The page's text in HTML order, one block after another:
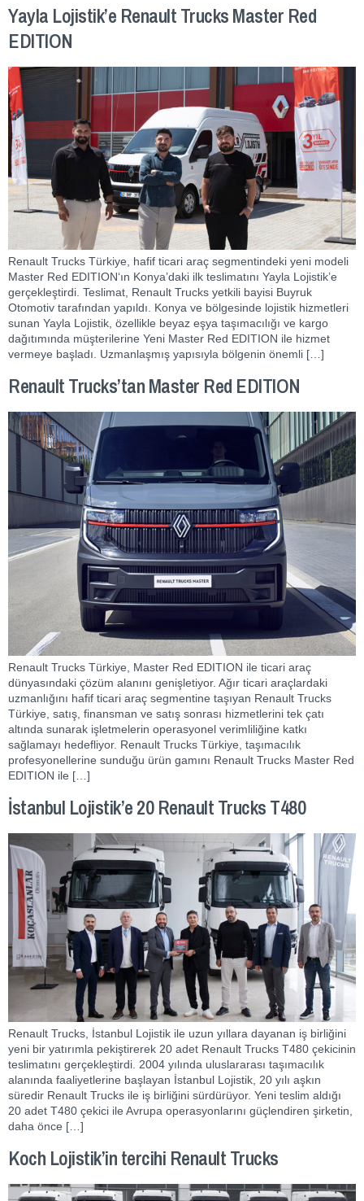
Yayla Lojistik’e Renault Trucks Master Red
EDITION
Renault Trucks Türkiye, hafif ticari araç segmentindeki yeni modeli
Master Red EDITION‘ın Konya’daki ilk teslimatını Yayla Lojistik’e
gerçekleştirdi. Teslimat, Renault Trucks yetkili bayisi Buyruk
Otomotiv tarafından yapıldı. Konya ve bölgesinde lojistik hizmetleri
sunan Yayla Lojistik, özellikle beyaz eşya taşımacılığı ve kargo
dağıtımında müşterilerine Yeni Master Red EDITION ile hizmet
vermeye başladı. Uzmanlaşmış yapısıyla bölgenin önemli […]
Renault Trucks’tan Master Red EDITION
Renault Trucks Türkiye, Master Red EDITION ile ticari araç
dünyasındaki çözüm alanını genişletiyor. Ağır ticari araçlardaki
uzmanlığını hafif ticari araç segmentine taşıyan Renault Trucks
Türkiye, satış, finansman ve satış sonrası hizmetlerini tek çatı
altında sunarak işletmelerin operasyonel verimliliğine katkı
sağlamayı hedefliyor. Renault Trucks Türkiye, taşımacılık
profesyonellerine sunduğu ürün gamını Renault Trucks Master Red
EDITION ile […]
İstanbul Lojistik’e 20 Renault Trucks T480
Renault Trucks, İstanbul Lojistik ile uzun yıllara dayanan iş birliğini
yeni bir yatırımla pekiştirerek 20 adet Renault Trucks T480 çekicinin
teslimatını gerçekleştirdi. 2004 yılında uluslararası taşımacılık
alanında faaliyetlerine başlayan İstanbul Lojistik, 20 yılı aşkın
süredir Renault Trucks ile iş birliğini sürdürüyor. Yeni teslim aldığı
20 adet T480 çekici ile Avrupa operasyonlarını güçlendiren şirketin,
daha önce […]
Koch Lojistik’in tercihi Renault Trucks